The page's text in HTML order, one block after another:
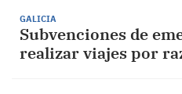
GALICIA
Subvenciones de
realizar viajes por